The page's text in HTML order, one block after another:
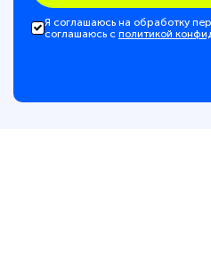
Я соглашаюсь на обработку
соглашаюсь с политикой